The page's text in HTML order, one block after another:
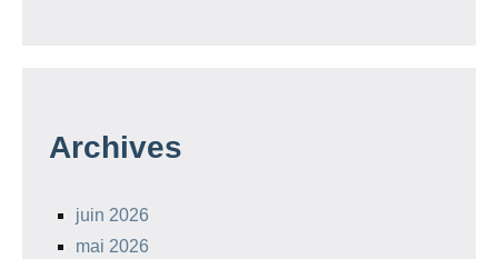
Archives
juin 2026
mai 2026